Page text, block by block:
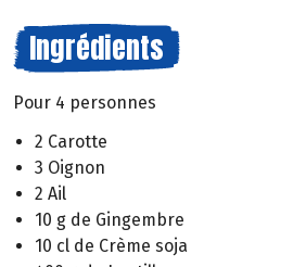
Ingrédients
Pour 4 personnes
2 Carotte
3 Oignon
2 Ail
10 g de Gingembre
10 cl de Crème soja